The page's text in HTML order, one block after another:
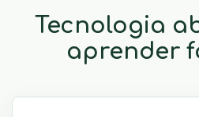
Tecnologia
aprender